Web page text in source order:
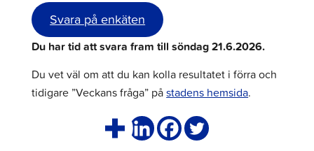
Svara på enkäten
Du har tid att svara fram till söndag 21.6.2026.
Du vet väl om att du kan kolla resultatet i förra och
tidigare ”Veckans fråga” påstadens hemsida.